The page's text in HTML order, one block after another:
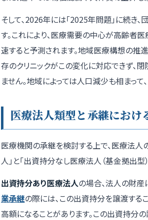
そして、2026年には「2025年問題」に続き
す。これにより、医療需要の中心が高齢者
速すると予測されます。地域医療構想の推
存のクリニックがこの変化に対応できず、
ません。地域によっては人口減少も相まっ
医療法人類型と承継におけ
医療機関の承継を検討する上で、医療法人
人」と「出資持分なし医療法人（基金拠出型
出資持分あり医療法人の場合、法人の財産
業承継の際には、この出資持分を譲渡する
高額になることがあります。この出資持分